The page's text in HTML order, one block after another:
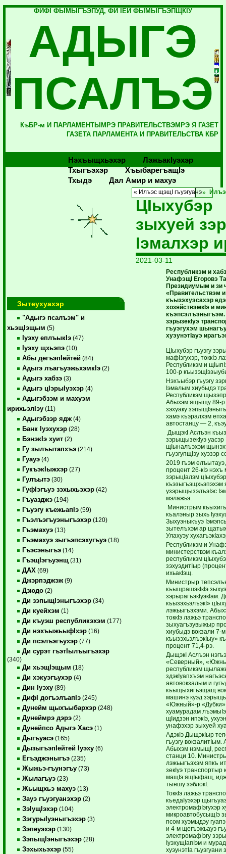
ФИФI ФЫМЫГЪЭПУД, ФИ IЕЙ ФЫМЫГЪЭПЩКIУ
АДЫГЭ
ПСАЛЪЭ
КъБР-м И ПАРЛАМЕНТЫМРЭ ПРАВИТЕЛЬСТВЭМРЭ Я ГАЗЕТ
ГАЗЕТА ПАРЛАМЕНТА И ПРАВИТЕЛЬСТВА КБР
Нэхъыщхьэхэр
Лэжьакlуэхэр
Тхыгъэхэр
Хъыбарегъащlэ
Тхыдэ
Дал Амир и махуэ
Зытеухуахэр
"Адыгэ псалъэм" и
хьэщIэщым (5)
Iуэху еплъыкIэ (47)
Iуэху щхьэпэ (10)
Абы дегъэпIейтей (84)
Адыгэ лъагъуэжьхэмкIэ (2)
Адыгэ хабзэ (3)
Адыгэ цIэрыIуэхэр (4)
Адыгэбзэм и махуэм
ирихьэлIэу (11)
Адыгэбзэр ядж (4)
Банк Iуэхухэр (28)
БэнэкIэ хуит (2)
Гу зылъытапхъэ (214)
Гуауэ (4)
ГукъэкIыжхэр (27)
Гулъытэ (30)
ГуфIэгъуэ зэхыхьэхэр (42)
Гъуазджэ (194)
Гъуэгу къежьапIэ (59)
Гъэлъэгъуэныгъэхэр (120)
Гъэмахуэ (13)
Гъэмахуэ зыгъэпсэхугъуэ (18)
Гъэсэныгъэ (14)
ГъэщIэгъуэнщ (31)
ДАХ (69)
Джэрпэджэж (9)
Дзюдо (2)
Ди зэпыщIэныгъэхэр (34)
Ди куейхэм (1)
Ди къуэш республикэхэм (177)
Ди нэхъыжьыфIхэр (16)
Ди псэлъэгъухэр (77)
Ди сурэт гъэтIылъыгъэхэр
(340)
Ди хьэщIэщым (18)
Ди хэкуэгъухэр (4)
Дин Iуэху (89)
ДифI догъэлъапIэ (245)
Дунейм щыхъыбархэр (248)
Дунеймрэ дэрэ (2)
Дунейпсо Адыгэ Хасэ (1)
Дыгъуасэ (165)
ДызыгъэпIейтей Iуэху (6)
Егъэджэныгъэ (235)
Жыжьэ-гъунэгъу (73)
Жылагъуэ (23)
Жьыщхьэ махуэ (13)
Зауэ гъуэгуанэхэр (2)
ЗэIущIэхэр (104)
ЗэгурыIуэныгъэхэр (3)
Зэпеуэхэр (130)
ЗэпыщIэныгъэхэр (28)
Зэхыхьэхэр (55)
« Илъэс щэщI гъуэгуанэ
ЦIыхубэр
зыхуей
Iэмалхэр
2021-03-11
Республикэм и
УнафэщI Егоровэ
Президиумым и зи
«Правительствэм
къызэхуэсахэр
хозяйствэмкIэ и
зэрызекIуэ
гъуэгухэм
хуэунэтIауэ
ЦIыхубэр гъуэгу
мафIэгухэр, токкIэ
Республикэм и
100-р
Нэхъыбэр гъуэгу
Iэмалым хиубыдэ
Республикэм
Абыхэм ящыщу 89-р
зэхуаку
хамэ къэралхэм
автостанцу — 2,
ДыщэкI Аслъэн
зэрыщызекIуэ
щIыналъэхэм
гъуэгупщIэу хуэзэр
2019 гъэм
процент 26-кIэ
зэрыцIалэм
къэзыгъэщхьэпэхэм
узэрыщызэлъэIэс
мэлажьэ.
Министрым
къалэныр зыхь
Зыхуэныкъуэ
зытелъхэм ар
Улахуэу
Республикэм и
министерствэм
республикэм
зэхуэдитIыр
ихьакIэщ.
Министрыр
къыщрашэкIкIэ
зэрырагъэкIуэкIам.
къызэхьэлъэкI»
лэжьыгъэхэми.
токкIэ лажьэ
зыхуагъэувыжыр
хиубыдэ вокзали
къызэхьэлъэкIыу»
процент 71,4-рэ.
ДыщэкI Аслъэн
«Северный»,
республикэм
здэкIуапхъэм
автовокзалым и
къыщыхигъэщащ
машинэ куэд
«Южный»-р «Дубки»
хуамурадам
щIидзэн ипэкIэ,
унафэхэр зыхуей
АдэкIэ ДыщэкIыр
гъуэгу
Абыхэм нэмыщI,
станци 10.
лэжьыгъэхэм япкъ
зекIуэ транспортыр
мащIэ ящIыфащ,
тыншу зэблокI.
ТоккIэ лажьэ
къедаIуэхэр
электромафIэгухэр
микроавтобусыщIэ
псом хуэмыдэу
и 4-м щегъэжьауэ
электромафIэгу
IуэхущIапIэм и
хуэунэтIа